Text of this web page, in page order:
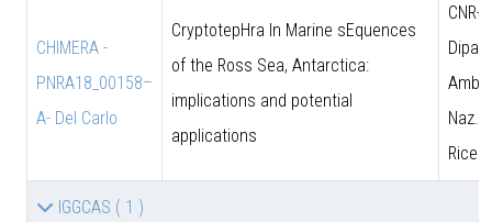
CHIMERA -
PNRA18_00158–
A- Del Carlo
CryptotepHra In Marine sEquences
of the Ross Sea, Antarctica:
implications and potential
applications
CNR-
Amb.
Naz.
IGGCAS ( 1 )